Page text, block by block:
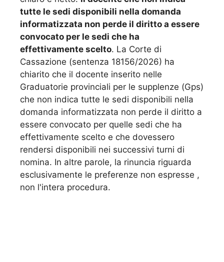
tutte le sedi disponibili nella domanda
informatizzata non perde il diritto a essere
convocato per le sedi che ha
effettivamente scelto. La Corte di
Cassazione (sentenza 18156/2026) ha
chiarito che il docente inserito nelle
Graduatorie provinciali per le supplenze (Gps)
che non indica tutte le sedi disponibili nella
domanda informatizzata non perde il diritto a
essere convocato per quelle sedi che ha
effettivamente scelto e che dovessero
rendersi disponibili nei successivi turni di
nomina. In altre parole, la rinuncia riguarda
esclusivamente le preferenze non espresse ,
non l'intera procedura.